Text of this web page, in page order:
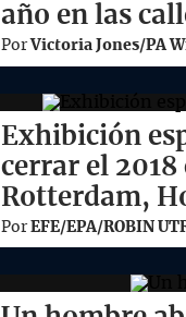
año en las
PorVictoria Jones/PA
Exhibición
cerrar el 2018
Rotterdam,
PorEFE/EPA/ROBIN